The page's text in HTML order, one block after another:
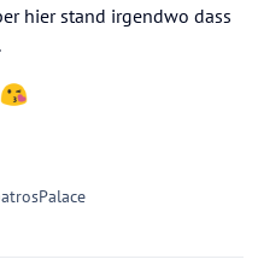
hier stand irgendwo dass